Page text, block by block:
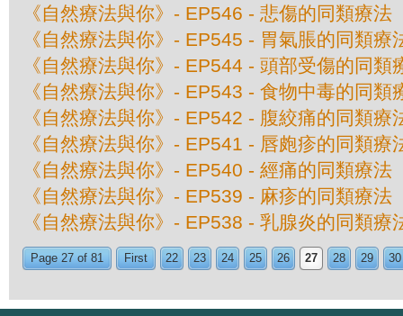
《自然療法與你》- EP546 - 悲傷的同類療法
《自然療法與你》- EP545 - 胃氣脹的同類療
《自然療法與你》- EP544 - 頭部受傷的同類
《自然療法與你》- EP543 - 食物中毒的同類
《自然療法與你》- EP542 - 腹絞痛的同類療
《自然療法與你》- EP541 - 唇皰疹的同類療
《自然療法與你》- EP540 - 經痛的同類療法
《自然療法與你》- EP539 - 麻疹的同類療法
《自然療法與你》- EP538 - 乳腺炎的同類療
Page 27 of 81 First 22 23 24 25 26 27 28 29 30